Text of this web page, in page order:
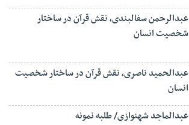
عبدالرحمن سفالبندی، نقش قرآن در ساختار
شخصیت انسان
عبدالحمید ناصری، نقش قرآن در ساختار شخصیت
انسان
عبدالماجد شهنوازی/ طلبه نمونه